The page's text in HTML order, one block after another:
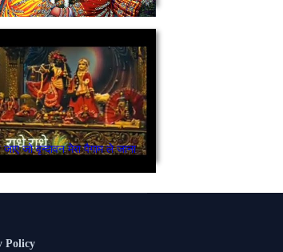
जाए जो वृन्दावन मेरा पैगाम ले जाना
Policy